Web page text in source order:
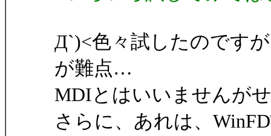
Д`)<色々試したのです
が難点…
MDIとはいいませんが
さらに、あれは、